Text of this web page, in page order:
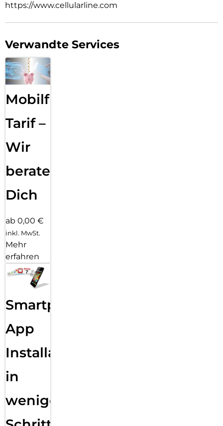
https://www.cellularline.com
Verwandte Services
Mobilfunk
Tarif –
Wir
beraten
Dich
ab 0,00 €
inkl. MwSt.
Mehr
erfahren
Smartphone
App
Installation
in
wenigen